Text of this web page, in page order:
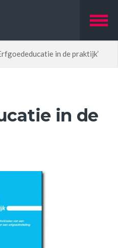
in de praktijk’
in de